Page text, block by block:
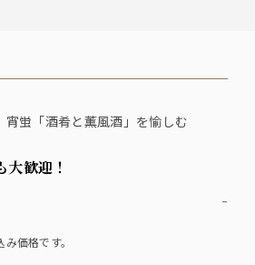
宵蛍「酒肴と薫風酒」を愉しむ
大歓迎！
-
価格です。